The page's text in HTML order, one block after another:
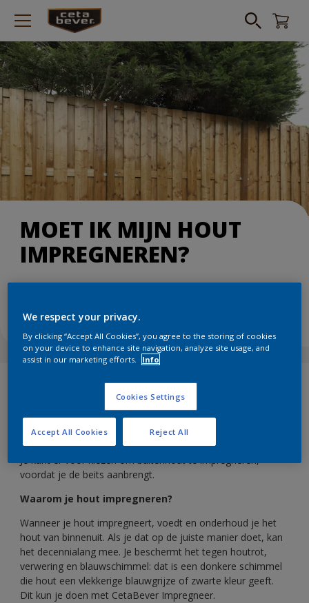
MOET IK MIJN HOUT
IMPREGNEREN?
Je kunt er voor kiezen om buitenhout te impregneren,
voordat je de beits aanbrengt.
Waarom je hout impregneren?
Wanneer je hout impregneert, voedt en onderhoud je het
hout van binnenuit. Als je dat op de juiste manier doet, kan
het decennialang mee. Je beschermt het tegen houtrot,
verwering en blauwschimmel: dat is een donkere schimmel
die hout een vlekkerige blauwgrijze of zwarte kleur geeft.
Dit kun je doen met CetaBever Impregneer.
We respect your privacy.
By clicking “Accept All Cookies”, you agree to the storing of cookies
on your device to enhance site navigation, analyze site usage, and
assist in our marketing efforts.
Info
Cookies Settings
Reject All
Accept All Cookies